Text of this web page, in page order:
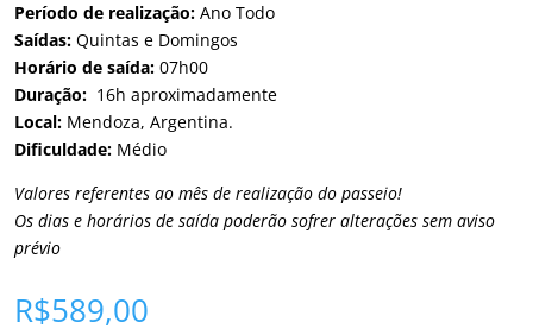
Período de realização: Ano Todo
Saídas: Quintas e Domingos
Horário de saída: 07h00
Duração: 16h aproximadamente
Local: Mendoza, Argentina.
Dificuldade: Médio
Valores referentes ao mês de realização do passeio!
Os dias e horários de saída poderão sofrer alterações sem aviso
prévio
R$589,00